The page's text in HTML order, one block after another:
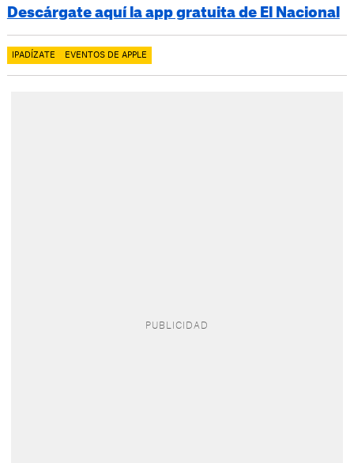
Descárgate aquí la app gratuita de El Nacional
IPADÍZATE EVENTOS DE APPLE